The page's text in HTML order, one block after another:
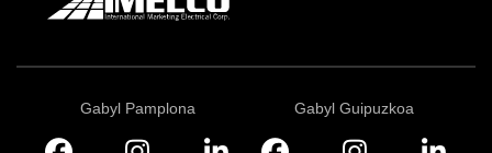
Gabyl Pamplona Gabyl Guipuzkoa